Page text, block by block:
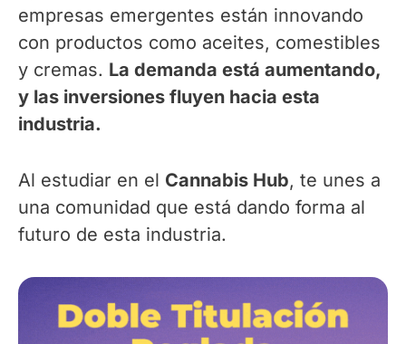
empresas emergentes están innovando
con productos como aceites, comestibles
y cremas. La demanda está aumentando,
y las inversiones fluyen hacia esta
industria.
Al estudiar en el Cannabis Hub, te unes a
una comunidad que está dando forma al
futuro de esta industria.